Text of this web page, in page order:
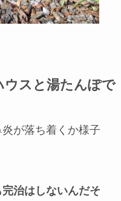
ウスと湯たんぽで
が落ち着くか様子
治はしないんだそ